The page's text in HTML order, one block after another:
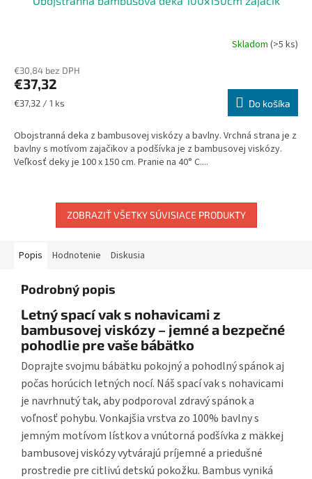
Skladom (>5 ks)
€30,84 bez DPH
€37,32
Jednotková
€37,32 / 1 ks Do košíka
Obojstranná deka z bambusovej viskózy a bavlny. Vrchná strana je z
bavlny s motívom zajačikov a podšívka je z bambusovej viskózy.
Veľkosť deky je 100 x 150 cm. Pranie na 40° C....
ZOBRAZIŤ VŠETKY SÚVISIACE PRODUKTY
Popis Hodnotenie Diskusia
Podrobný popis
Letný spací vak s nohavicami z
bambusovej viskózy – jemné a bezpečné
pohodlie pre vaše bábätko
Doprajte svojmu bábätku pokojný a pohodlný spánok aj
počas horúcich letných nocí. Náš spací vak s nohavicami
je navrhnutý tak, aby podporoval zdravý spánok a
voľnosť pohybu. Vonkajšia vrstva zo 100% bavlny s
jemným motívom lístkov a vnútorná podšívka z mäkkej
bambusovej viskózy vytvárajú príjemné a priedušné
prostredie pre citlivú detskú pokožku. Bambus vyniká